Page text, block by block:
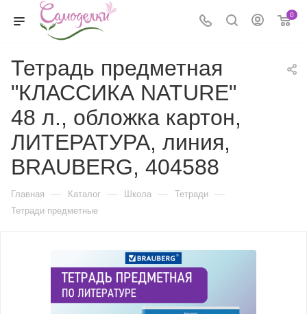
0
Тетрадь предметная
"КЛАССИКА NATURE"
48 л., обложка картон,
ЛИТЕРАТУРА, линия,
BRAUBERG, 404588
Главная — Каталог — Школа — Тетради —
Тетради предметные